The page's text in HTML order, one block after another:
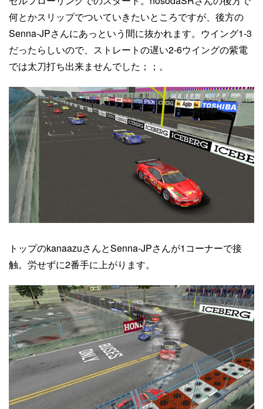
何とかスリップでついていきたいところですが、後方の
Senna-JPさんにあっという間に抜かれます。ウイング1-3
だったらしいので、ストレートの遅い2-6ウイングの紫電
では太刀打ち出来ませんでした；；。
トップのkanaazuさんとSenna-JPさんが1コーナーで接
触。労せずに2番手に上がります。